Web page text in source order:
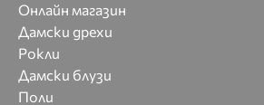
Онлайн магазин
Дамски дрехи
Рокли
Дамски блузи
Поли